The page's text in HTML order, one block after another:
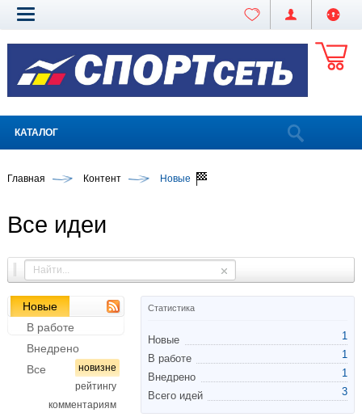
КАТАЛОГ
Главная Контент Новые
Все идеи
Статистика
Новые
1
В работе
1
Внедрено
1
Всего идей
3
Новые
В работе
Внедрено
Все
новизне
рейтингу
комментариям